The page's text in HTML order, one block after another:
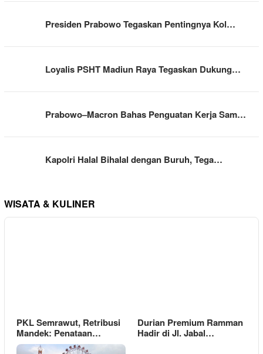
Presiden Prabowo Tegaskan Pentingnya Kol…
Loyalis PSHT Madiun Raya Tegaskan Dukung…
Prabowo–Macron Bahas Penguatan Kerja Sam…
Kapolri Halal Bihalal dengan Buruh, Tega…
WISATA & KULINER
PKL Semrawut, Retribusi
Mandek: Penataan…
Durian Premium Ramman
Hadir di Jl. Jabal…